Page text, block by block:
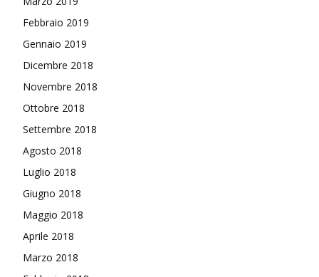
Febbraio 2019
Gennaio 2019
Dicembre 2018
Novembre 2018
Ottobre 2018
Settembre 2018
Agosto 2018
Luglio 2018
Giugno 2018
Maggio 2018
Aprile 2018
Marzo 2018